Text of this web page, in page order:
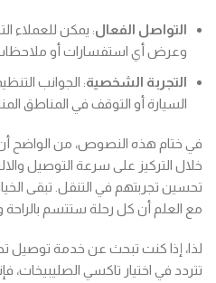
التواصل الفعال: يمكن للعملاء
وعرض أي استفسارات أو
التجربة الشخصية: الجوانب
السيارة أو التوقف في المناطق
في ختام هذه النصوص، من الواضح
خلال التركيز على سرعة التوصيل
تحسين تجربتهم في التنقل. تبقى
مع العلم أن كل رحلة ستتسم بالراحة
لذا، إذا كنت تبحث عن خدمة توصيل
تتردد في اختيار تاكسي